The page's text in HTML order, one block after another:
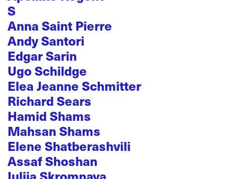
S
Anna Saint Pierre
Andy Santori
Edgar Sarin
Ugo Schildge
Elea Jeanne Schmitter
Richard Sears
Hamid Shams
Mahsan Shams
Elene Shatberashvili
Assaf Shoshan